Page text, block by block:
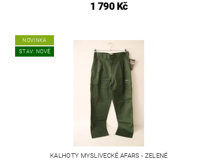
1 790 Kč
NOVINKA
STAV: NOVÉ
KALHOTY MYSLIVECKÉ AFARS - ZELENÉ